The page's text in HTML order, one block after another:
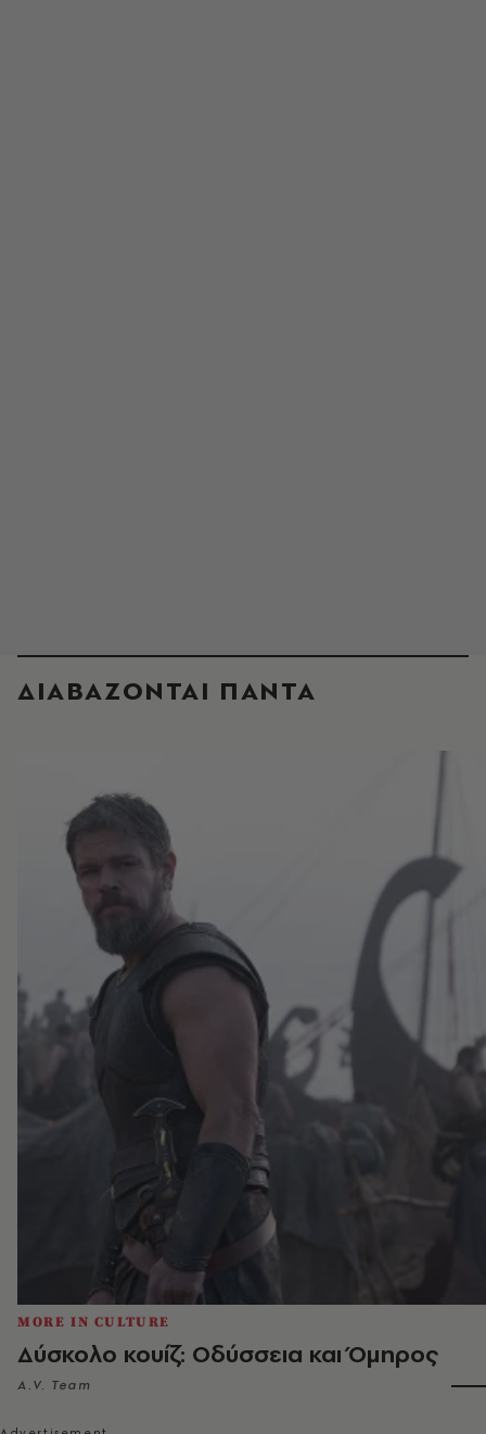
ΔΙΑΒΑΖΟΝΤΑΙ ΠΑΝΤΑ
MORE IN CULTURE
Δύσκολο κουίζ: Οδύσσεια και Όμηρος
A.V. Team